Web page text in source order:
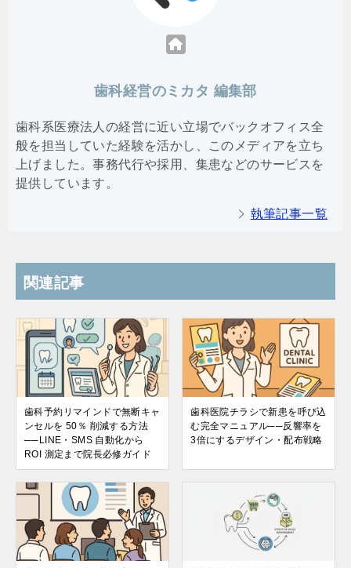
歯科経営のミカタ 編集部
歯科系医療法人の経営に近い立場でバックオフィス全
般を担当していた経験を活かし、このメディアを立ち
上げました。事務代行や採用、集患などのサービスを
提供しています。
執筆記事一覧
関連記事
歯科予約リマインドで無断キャ
ンセルを 50％ 削減する方法
──LINE・SMS 自動化から
ROI 測定まで院長必修ガイド
歯科医院チラシで新患を呼び込
む完全マニュアル──反響率を
3倍にするデザイン・配布戦略